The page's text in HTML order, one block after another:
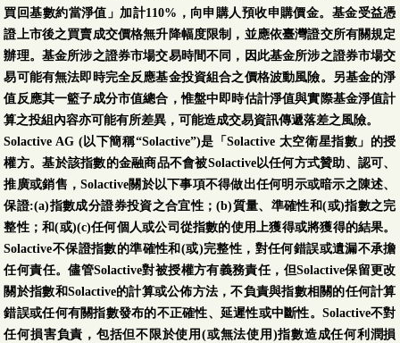
買回基數約當淨值」加計110%，向申購人預收申購價金。基金受益憑
證上市後之買賣成交價格無升降幅度限制，並應依臺灣證交所有關規定
辦理。基金所涉之證券市場交易時間不同，因此基金所涉之證券市場交
易可能有無法即時完全反應基金投資組合之價格波動風險。另基金的淨
值反應其一籃子成分市值總合，惟盤中即時估計淨值與實際基金淨值計
算之投組內容亦可能有所差異，可能造成交易資訊傳遞落差之風險。
Solactive AG (以下簡稱“Solactive”)是「Solactive 太空衛星指數」的授
權方。基於該指數的金融商品不會被Solactive以任何方式贊助、認可、
推廣或銷售，Solactive關於以下事項不得做出任何明示或暗示之陳述、
保證:(a)指數成分證券投資之合宜性；(b)質量、準確性和(或)指數之完
整性；和(或)(c)任何個人或公司從指數的使用上獲得或將獲得的結果。
Solactive不保證指數的準確性和(或)完整性，對任何錯誤或遺漏不承擔
任何責任。儘管Solactive對被授權方有義務責任，但Solactive保留更改
關於指數和Solactive的計算或公佈方法，不負責與指數相關的任何計算
錯誤或任何有關指數發布的不正確性、延遲性或中斷性。Solactive不對
任何損害負責，包括但不限於使用(或無法使用)指數造成任何利潤損